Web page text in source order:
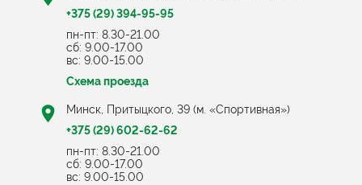
Минск, Притыцкого, 39 (м. «Спортивная»)
+375 (29) 602-62-62
пн-пт: 8.30-21.00
cб: 9.00-17.00
вс: 9.00-15.00
+375 (29) 394-95-95
пн-пт: 8.30-21.00
cб: 9.00-17.00
вс: 9.00-15.00
Схема проезда